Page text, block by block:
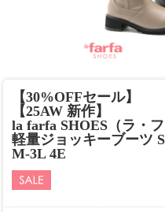
【30%OFFセール】
【25AW 新作】
la farfa SHOES（ラ・
軽量ジョッキーブーツ
M-3L 4E